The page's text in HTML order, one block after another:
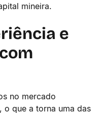
mineira.
e
no mercado
o que a torna uma das